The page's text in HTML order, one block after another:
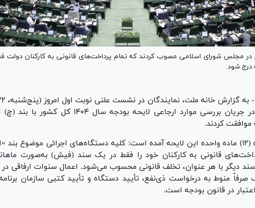
در مجلس شورای اسلامی مصوب کردند که تمام پرداخت‌های قانونی به کارکنان
درج شود.
-
موافقت کردند.
در بند (چ) تبصره (۱۲) ماده واحده این لایحه آمده است: کلیه دستگاه‌های اجرائی موضوع
قانونی به کارکنان ‏خود را فقط در یک سند (فیش) به‌صورت
دیگر با هر ‏عنوان، تخلف قانونی محسوب می‌شود‏. اعمال سنوات ارفاقی در
صرفاً منوط به درخواست ذی‌نفع، تأیید دستگاه و تأیید کتبی سازمان
در قانون بودجه است.